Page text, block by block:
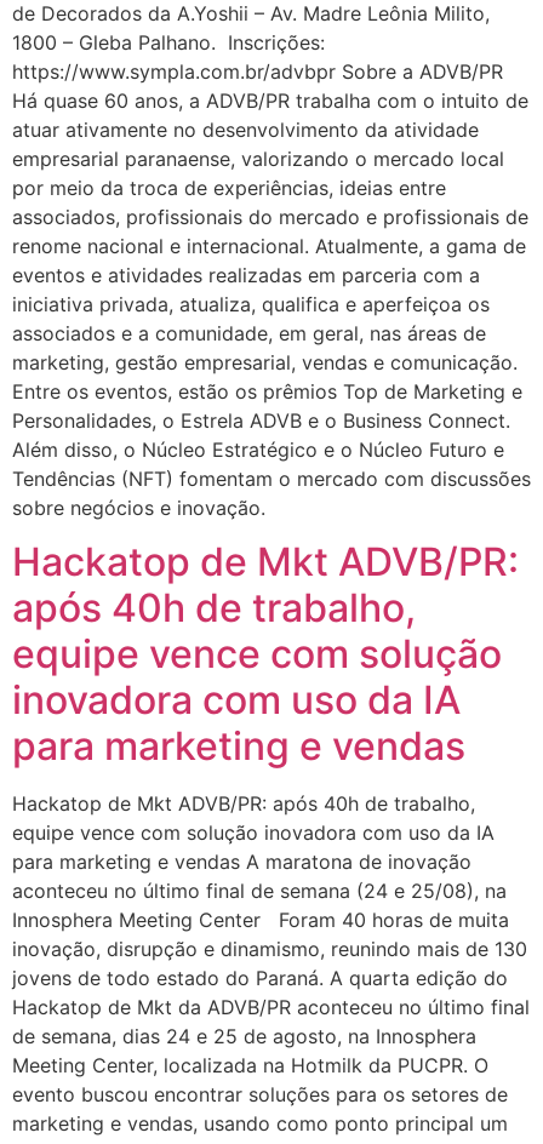
de Decorados da A.Yoshii – Av. Madre Leônia Milito,
1800 – Gleba Palhano. Inscrições:
https://www.sympla.com.br/advbpr Sobre a ADVB/PR
Há quase 60 anos, a ADVB/PR trabalha com o intuito de
atuar ativamente no desenvolvimento da atividade
empresarial paranaense, valorizando o mercado local
por meio da troca de experiências, ideias entre
associados, profissionais do mercado e profissionais de
renome nacional e internacional. Atualmente, a gama de
eventos e atividades realizadas em parceria com a
iniciativa privada, atualiza, qualifica e aperfeiçoa os
associados e a comunidade, em geral, nas áreas de
marketing, gestão empresarial, vendas e comunicação.
Entre os eventos, estão os prêmios Top de Marketing e
Personalidades, o Estrela ADVB e o Business Connect.
Além disso, o Núcleo Estratégico e o Núcleo Futuro e
Tendências (NFT) fomentam o mercado com discussões
sobre negócios e inovação.
Hackatop de Mkt ADVB/PR:
após 40h de trabalho,
equipe vence com solução
inovadora com uso da IA
para marketing e vendas
Hackatop de Mkt ADVB/PR: após 40h de trabalho,
equipe vence com solução inovadora com uso da IA
para marketing e vendas A maratona de inovação
aconteceu no último final de semana (24 e 25/08), na
Innosphera Meeting Center Foram 40 horas de muita
inovação, disrupção e dinamismo, reunindo mais de 130
jovens de todo estado do Paraná. A quarta edição do
Hackatop de Mkt da ADVB/PR aconteceu no último final
de semana, dias 24 e 25 de agosto, na Innosphera
Meeting Center, localizada na Hotmilk da PUCPR. O
evento buscou encontrar soluções para os setores de
marketing e vendas, usando como ponto principal um